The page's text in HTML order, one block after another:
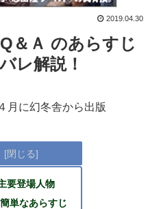
2019.04.30
＆Ａ のあらすじ
レ解説！
月に幻冬舎から出版
要登場人物
単なあらすじ